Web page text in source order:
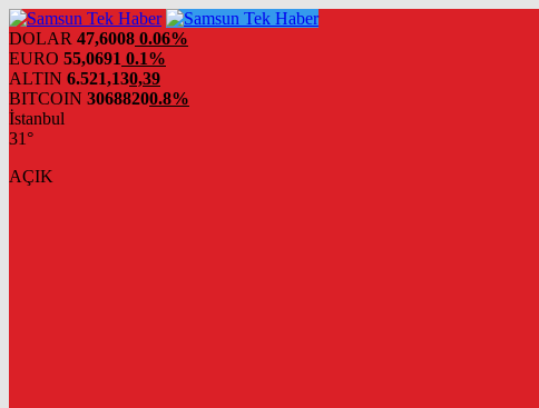
DOLAR 47,6008 0.06%
EURO 55,0691 0.1%
ALTIN 6.521,130,39
BITCOIN 30688200.8%
İstanbul
31°
AÇIK